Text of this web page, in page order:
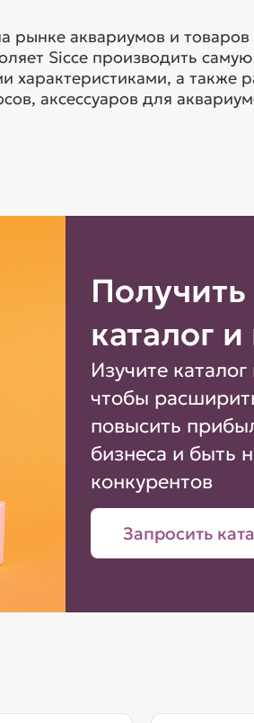
рынке аквариумов и
Sicce производить
а также
аксессуаров для
каталог
Изучите
чтобы
повысить
бизнеса и быть
конкурентов
Запросить